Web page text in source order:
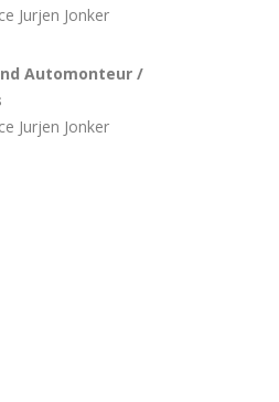
Jurjen Jonker
Automonteur /
Jurjen Jonker